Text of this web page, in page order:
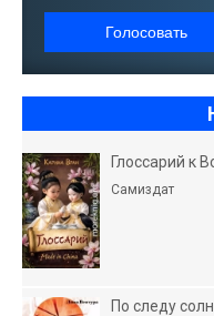
Голосовать
Глоссарий к
Самиздат
По следу